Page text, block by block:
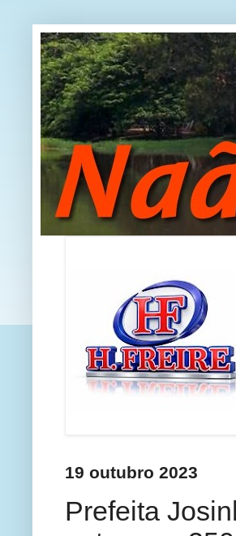
19 outubro 2023
Prefeita